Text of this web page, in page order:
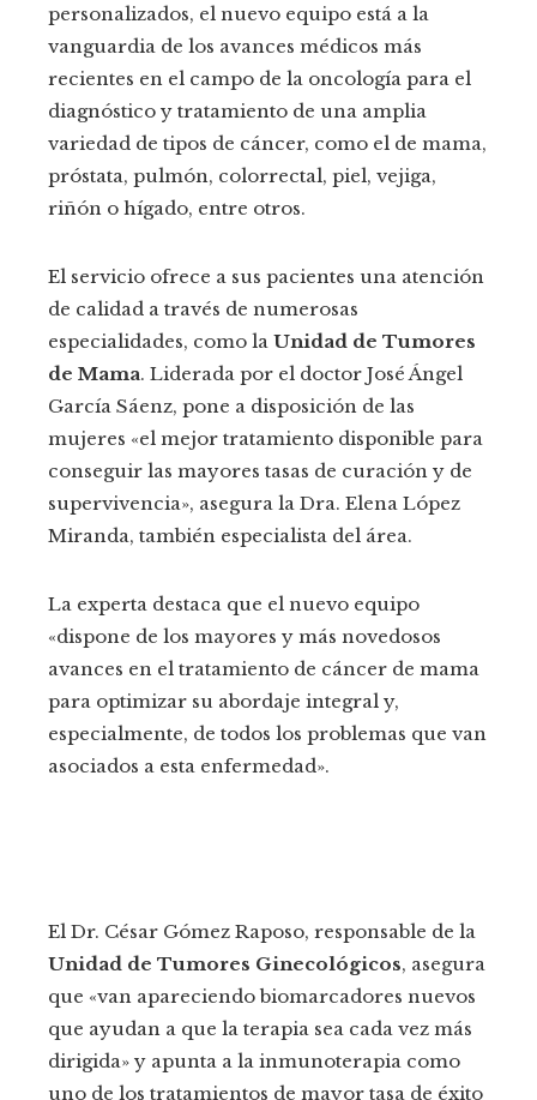
personalizados, el nuevo equipo está a la
vanguardia de los avances médicos más
recientes en el campo de la oncología para el
diagnóstico y tratamiento de una amplia
variedad de tipos de cáncer, como el de mama,
próstata, pulmón, colorrectal, piel, vejiga,
riñón o hígado, entre otros.
El servicio ofrece a sus pacientes una atención
de calidad a través de numerosas
especialidades, como la Unidad de Tumores
de Mama. Liderada por el doctor José Ángel
García Sáenz, pone a disposición de las
mujeres «el mejor tratamiento disponible para
conseguir las mayores tasas de curación y de
supervivencia», asegura la Dra. Elena López
Miranda, también especialista del área.
La experta destaca que el nuevo equipo
«dispone de los mayores y más novedosos
avances en el tratamiento de cáncer de mama
para optimizar su abordaje integral y,
especialmente, de todos los problemas que van
asociados a esta enfermedad».
El Dr. César Gómez Raposo, responsable de la
Unidad de Tumores Ginecológicos, asegura
que «van apareciendo biomarcadores nuevos
que ayudan a que la terapia sea cada vez más
dirigida» y apunta a la inmunoterapia como
uno de los tratamientos de mayor tasa de éxito